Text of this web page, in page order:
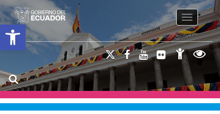
Open toolbar
Toggle